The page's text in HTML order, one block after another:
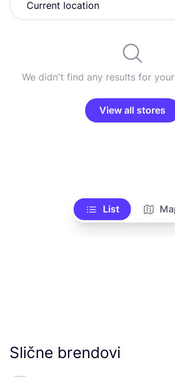
We didn't find any results for
View all stores
List
Slične brendovi